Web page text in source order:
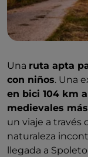
Una ruta apta
con niños. Una
en bici 104 km
medievales
un viaje a través
naturaleza
llegada a